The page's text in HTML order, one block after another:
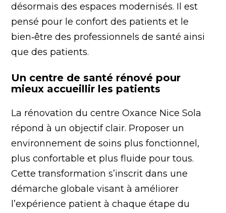
désormais des espaces modernisés. Il est
pensé pour le confort des patients et le
bien‑être des professionnels de santé ainsi
que des patients.
Un centre de santé rénové pour
mieux accueillir les patients
La rénovation du centre Oxance Nice Sola
répond à un objectif clair. Proposer un
environnement de soins plus fonctionnel,
plus confortable et plus fluide pour tous.
Cette transformation s’inscrit dans une
démarche globale visant à améliorer
l’expérience patient à chaque étape du